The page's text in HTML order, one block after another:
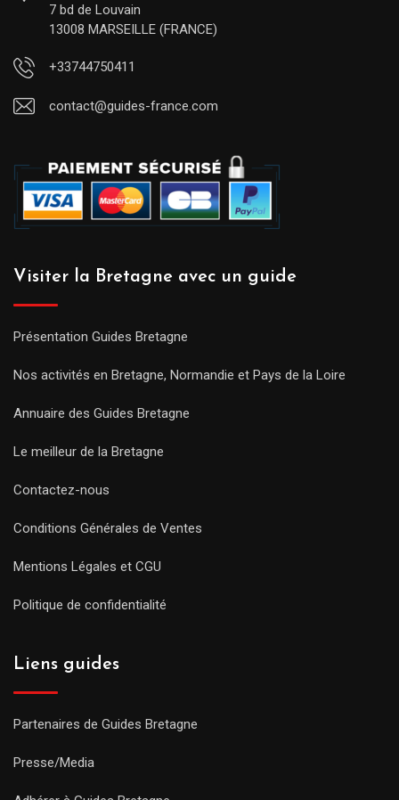
7 bd de Louvain
13008 MARSEILLE (FRANCE)
+33744750411
contact@guides-france.com
Visiter la Bretagne avec un guide
Présentation Guides Bretagne
Nos activités en Bretagne, Normandie et Pays de la Loire
Annuaire des Guides Bretagne
Le meilleur de la Bretagne
Contactez-nous
Conditions Générales de Ventes
Mentions Légales et CGU
Politique de confidentialité
Liens guides
Partenaires de Guides Bretagne
Presse/Media